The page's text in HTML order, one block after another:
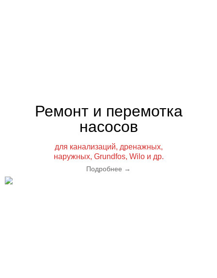
Ремонт и перемотка
насосов
для канализаций, дренажных,
наружных, Grundfos, Wilo и др.
Подробнее →